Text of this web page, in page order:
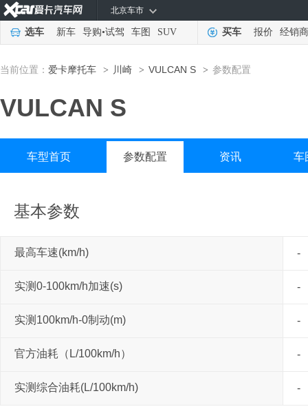
北京车市
选车 新车 导购•试驾 车图 SUV 买车 报价 经销商
当前位置： 爱卡摩托车 > 川崎 > VULCAN S > 参数配置
VULCAN S
车型首页 参数配置 资讯 车
基本参数
最高车速(km/h) -
实测0-100km/h加速(s) -
实测100km/h-0制动(m) -
官方油耗（L/100km/h） -
实测综合油耗(L/100km/h) -